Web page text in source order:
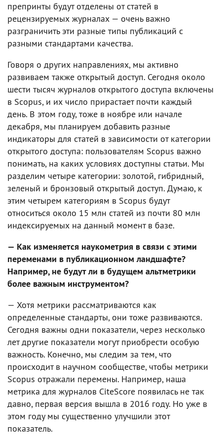
препринты будут отделены от статей в
рецензируемых журналах — очень важно
разграничить эти разные типы публикаций с
разными стандартами качества.
Говоря о других направлениях, мы активно
развиваем также открытый доступ. Сегодня около
шести тысяч журналов открытого доступа включены
в Scopus, и их число прирастает почти каждый
день. В этом году, тоже в ноябре или начале
декабря, мы планируем добавить разные
индикаторы для статей в зависимости от категории
открытого доступа: пользователям Scopus важно
понимать, на каких условиях доступны статьи. Мы
разделим четыре категории: золотой, гибридный,
зеленый и бронзовый открытый доступ. Думаю, к
этим четырем категориям в Scopus будут
относиться около 15 млн статей из почти 80 млн
индексируемых на данный момент в базе.
— Как изменяется наукометрия в связи с этими
переменами в публикационном ландшафте?
Например, не будут ли в будущем альтметрики
более важным инструментом?
— Хотя метрики рассматриваются как
определенные стандарты, они тоже развиваются.
Сегодня важны одни показатели, через несколько
лет другие показатели могут приобрести особую
важность. Конечно, мы следим за тем, что
происходит в научном сообществе, чтобы метрики
Scopus отражали перемены. Например, наша
метрика для журналов CiteSсore появилась не так
давно, первая версия вышла в 2016 году. Но уже в
этом году мы существенно улучшили этот
показатель.